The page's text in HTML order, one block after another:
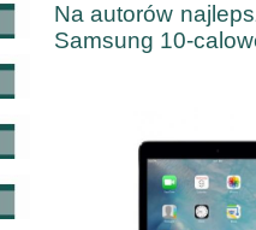
Na autorów
Samsung 10-